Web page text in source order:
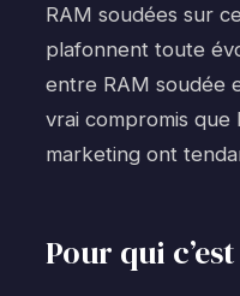
RAM soudées sur
plafonnent toute
entre RAM soudée
vrai compromis que
marketing ont
Pour qui